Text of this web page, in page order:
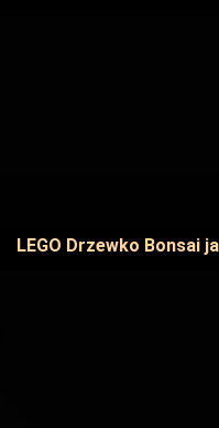
LEGO Drzewko Bonsai